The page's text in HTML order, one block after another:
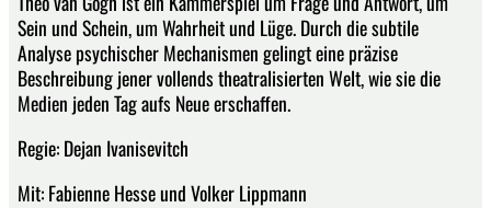
Sein und Schein, um Wahrheit und Lüge. Durch die subtile
Analyse psychischer Mechanismen gelingt eine präzise
Beschreibung jener vollends theatralisierten Welt, wie sie die
Medien jeden Tag aufs Neue erschaffen.
Regie: Dejan Ivanisevitch
Mit: Fabienne Hesse und Volker Lippmann